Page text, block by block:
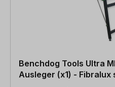
Benchdog Tools Ultra
Ausleger (x1) - Fibralux